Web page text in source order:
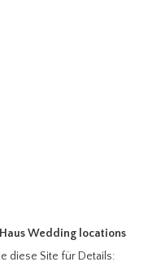
Wedding locations
diese Site für Details: